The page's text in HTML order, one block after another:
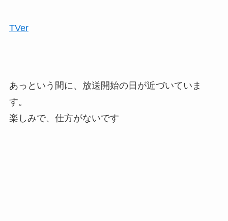
TVer
あっという間に、放送開始の日が近づいていま
す。
楽しみで、仕方がないです